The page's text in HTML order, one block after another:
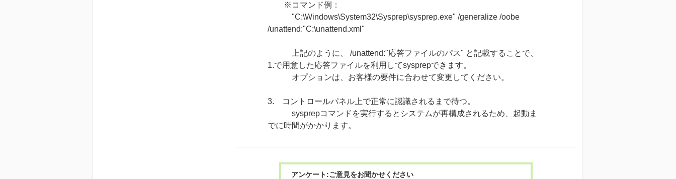
※コマンド例：
"C:\Windows\System32\Sysprep\sysprep.exe" /generalize /oobe
/unattend:"C:\unattend.xml"
上記のように、 /unattend:"応答ファイルのパス" と記載することで、
1.で用意した応答ファイルを利用してsysprepできます。
オプションは、お客様の要件に合わせて変更してください。
3. コントロールパネル上で正常に認識されるまで待つ。
sysprepコマンドを実行するとシステムが再構成されるため、起動ま
でに時間がかかります。
アンケート:ご意見をお聞かせください